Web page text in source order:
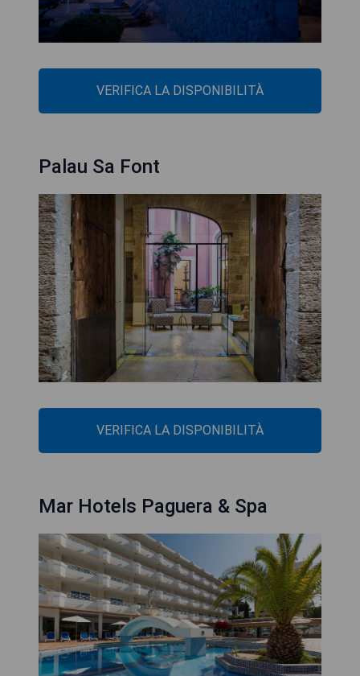
VERIFICA LA DISPONIBILITÀ
Palau Sa Font
VERIFICA LA DISPONIBILITÀ
Mar Hotels Paguera & Spa